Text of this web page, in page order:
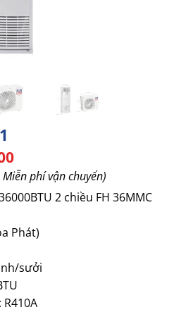
Giá
hiện
tại
là:
phí vận chuyển)
2 chiều FH 36MMC
Phát)
sưởi